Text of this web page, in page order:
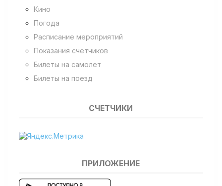
Кино
Погода
Расписание мероприятий
Показания счетчиков
Билеты на самолет
Билеты на поезд
СЧЕТЧИКИ
ПРИЛОЖЕНИЕ